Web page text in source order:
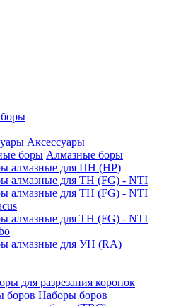
Аксессуары
Алмазные боры
алмазные для ПН (HP)
алмазные для ТН (FG) - NTI
алмазные для ТН (FG) - NTI
алмазные для ТН (FG) - NTI
алмазные для УН (RA)
для разрезания коронок
Наборы боров